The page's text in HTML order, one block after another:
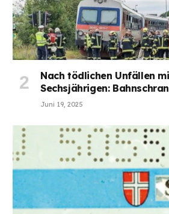
Nach tödlichen Unfällen
Sechsjährigen:
Juni 19, 2025